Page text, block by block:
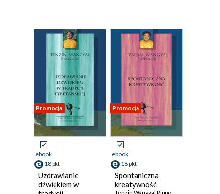
Promocja
ebook
18 pkt
Uzdrawianie
dźwiękiem w
Promocja
ebook
18 pkt
Spontaniczna
kreatywność
Tenzin Wangyal Rinpocze